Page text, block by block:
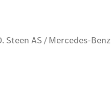
AS / Mercedes-Benz